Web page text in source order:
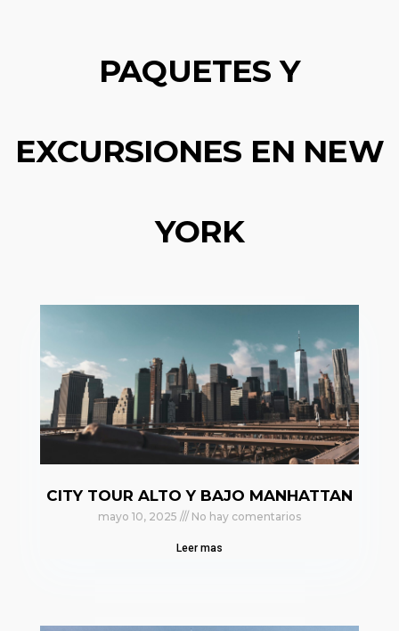
PAQUETES Y
EXCURSIONES EN NEW
YORK
CITY TOUR ALTO Y BAJO MANHATTAN
mayo 10, 2025 No hay comentarios
Leer mas